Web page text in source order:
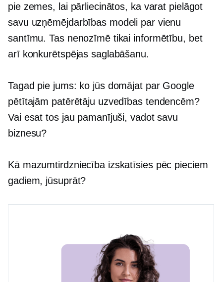
pie zemes, lai pārliecinātos, ka varat pielāgot
savu uzņēmējdarbības modeli par vienu
santīmu. Tas nenozīmē tikai informētību, bet
arī konkurētspējas saglabāšanu.
Tagad pie jums: ko jūs domājat par Google
pētītajām patērētāju uzvedības tendencēm?
Vai esat tos jau pamanījuši, vadot savu
biznesu?
Kā mazumtirdzniecība izskatīsies pēc pieciem
gadiem, jūsuprāt?